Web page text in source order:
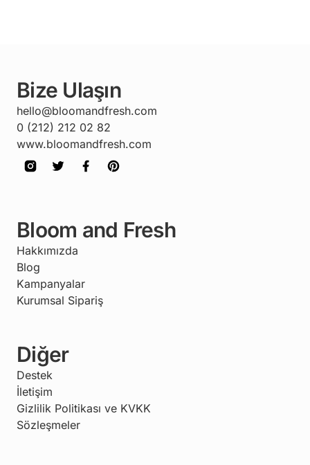
Bize Ulaşın
hello@bloomandfresh.com
0 (212) 212 02 82
www.bloomandfresh.com
Bloom and Fresh
Hakkımızda
Blog
Kampanyalar
Kurumsal Sipariş
Diğer
Destek
İletişim
Gizlilik Politikası ve KVKK
Sözleşmeler